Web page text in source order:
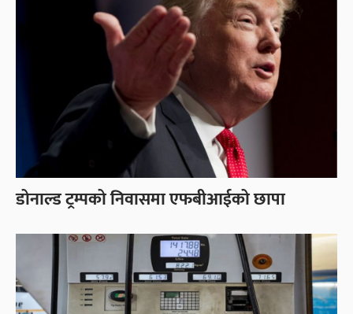
डोनाल्ड ट्रम्पको निवासमा एफबीआईको छापा